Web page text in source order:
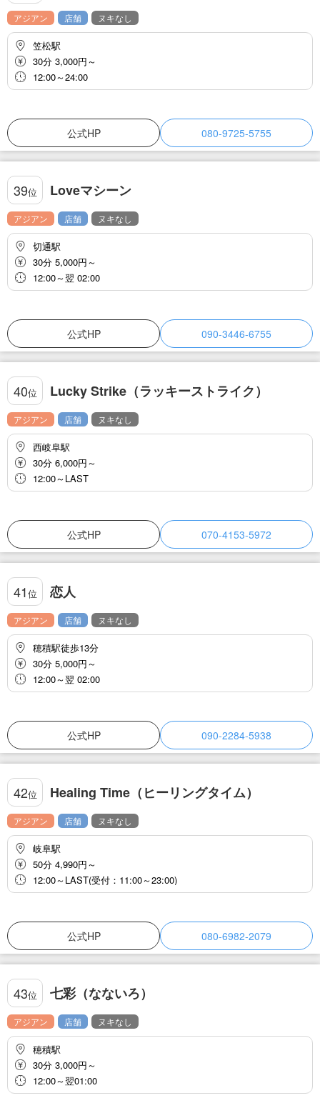
アジアン 店舗 ヌキなし
笠松駅
30分 3,000円～
12:00～24:00
公式HP 080-9725-5755
39位 Loveマシーン
アジアン 店舗 ヌキなし
切通駅
30分 5,000円～
12:00～翌 02:00
公式HP 090-3446-6755
40位 Lucky Strike（ラッキーストライク）
アジアン 店舗 ヌキなし
西岐阜駅
30分 6,000円～
12:00～LAST
公式HP 070-4153-5972
41位 恋人
アジアン 店舗 ヌキなし
穂積駅徒歩13分
30分 5,000円～
12:00～翌 02:00
公式HP 090-2284-5938
42位 Healing Time（ヒーリングタイム）
アジアン 店舗 ヌキなし
岐阜駅
50分 4,990円～
12:00～LAST(受付：11:00～23:00)
公式HP 080-6982-2079
43位 七彩（なないろ）
アジアン 店舗 ヌキなし
穂積駅
30分 3,000円～
12:00～翌01:00